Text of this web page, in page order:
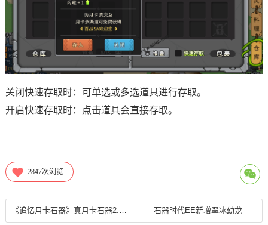
关闭快速存取时：可单选或多选道具进行存取。
开启快速存取时：点击道具会直接存取。
2847次浏览
《追忆月卡石器》真月卡石器2.5时代，真正的公平公正月卡每月10R，团战线上活动，线下活动，自助开发宠物进化变异系统。 石器时代EE新增翠冰幼龙